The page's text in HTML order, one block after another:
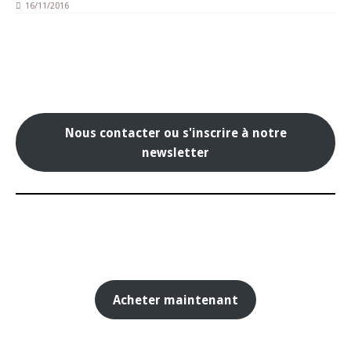
16/11/2016
Nous contacter ou s'inscrire à notre
newsletter
Acheter maintenant